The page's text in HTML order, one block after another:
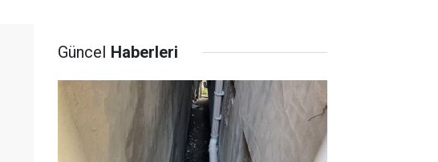
Güncel Haberleri